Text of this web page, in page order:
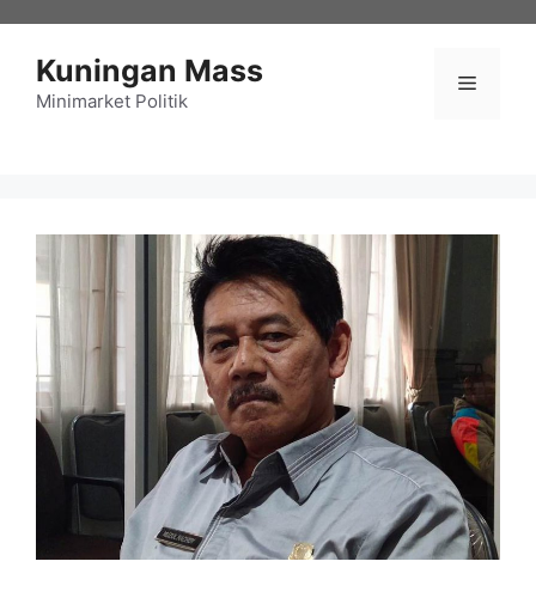
Kuningan Mass
Minimarket Politik
Menu